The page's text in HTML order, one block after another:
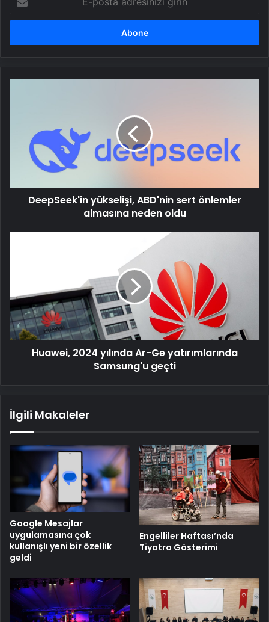
posta
adresinizi
önlemler
almasına
neden
DeepSeek'in yükselişi, ABD'nin sert önlemler
almasına neden oldu
yatırımlarında
Samsung'u
geçti
Huawei, 2024 yılında Ar-Ge yatırımlarında
Samsung'u geçti
İlgili Makaleler
Google Mesajlar
uygulamasına çok
kullanışlı yeni bir özellik
geldi
Engelliler Haftası’nda
Tiyatro Gösterimi